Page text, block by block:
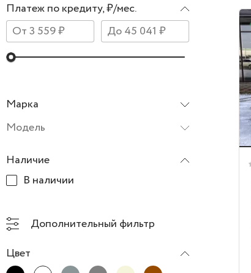
Марка
Модель
Платеж по кредиту, ₽/мес.
Наличие
В наличии
Дополнительный фильтр
Цвет